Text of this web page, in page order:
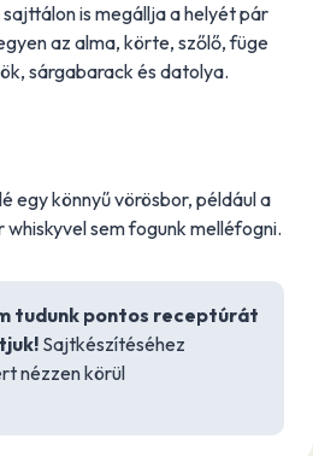
is megállja a helyét pár
az alma, körte, szőlő, füge
sárgabarack és datolya.
egy könnyű vörösbor, például a
sem fogunk melléfogni.
tudunk pontos receptúrát
Sajtkészítéséhez
nézzen körül